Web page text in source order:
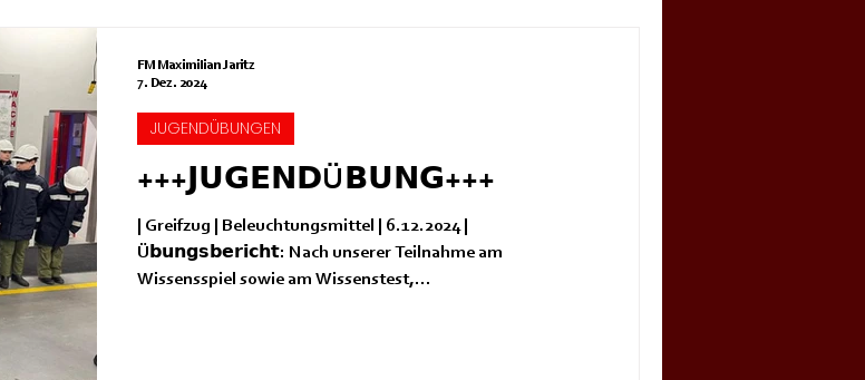
+++𝗝𝗨𝗚𝗘𝗡𝗗Ü𝗕𝗨𝗡𝗚+++
| Greifzug | Beleuchtungsmittel | 6.12.2024 |
Ü𝗯𝘂𝗻𝗴𝘀𝗯𝗲𝗿𝗶𝗰𝗵𝘁: Nach unserer Teilnahme am
Wissensspiel sowie am Wissenstest,...
JUGENDÜBUNGEN
FM Maximilian Jaritz
7. Dez. 2024